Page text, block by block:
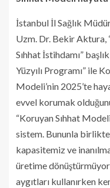
İstanbul İl Sağlık
Uzm. Dr. Bekir Aktura,
Sıhhat İstihdamı”
Yüzyılı Programı” ile
Modeli’nin 2025’te
evvel korumak
“Koruyan Sıhhat
sistem. Bununla
kapasitemiz ve
üretime
aygıtları kullanırken